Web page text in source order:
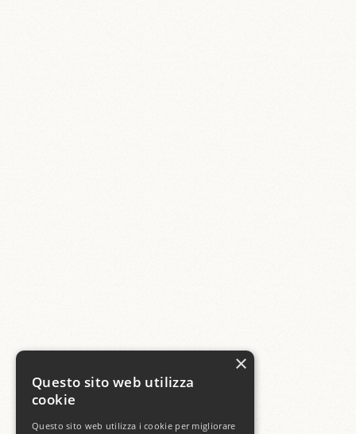
×
Questo sito web utilizza
cookie
Questo sito web utilizza i cookie per migliorare